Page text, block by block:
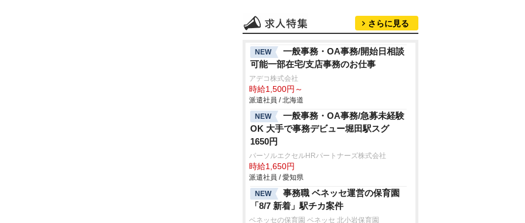
さらに見る
NEW
一般事務・OA事務/開始日相談
可能一部在宅/支店事務のお仕事
アデコ株式会社
時給1,500円～
派遣社員 / 北海道
NEW
一般事務・OA事務/急募未経験
OK 大手で事務デビュー堀田駅スグ
1650円
パーソルエクセルHRパートナーズ株式会社
時給1,650円
派遣社員 / 愛知県
NEW
事務職 ベネッセ運営の保育園
「8/7 新着」駅チカ案件
ベネッセの保育園 ベネッセ 北小岩保育園